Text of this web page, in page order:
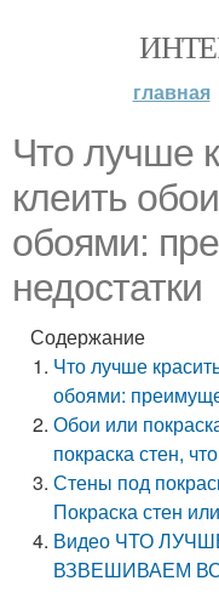
главная
Что лучше
клеить
обоями:
недостатки
Содержание
Что лучше
обоями:
Обои или
покраска стен,
Стены под
Покраска стен
Видео ЧТО
ВЗВЕШИВАЕМ